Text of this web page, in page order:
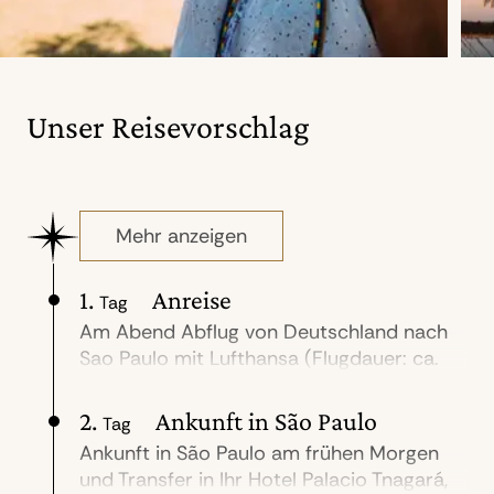
Unser Reisevorschlag
Mehr anzeigen
1. Tag Anreise
Am Abend Abflug von Deutschland nach
Sao Paulo mit Lufthansa (Flugdauer: ca.
2. Tag Ankunft in São Paulo
Ankunft in São Paulo am frühen Morgen
und Transfer in Ihr Hotel Palacio Tnagará,